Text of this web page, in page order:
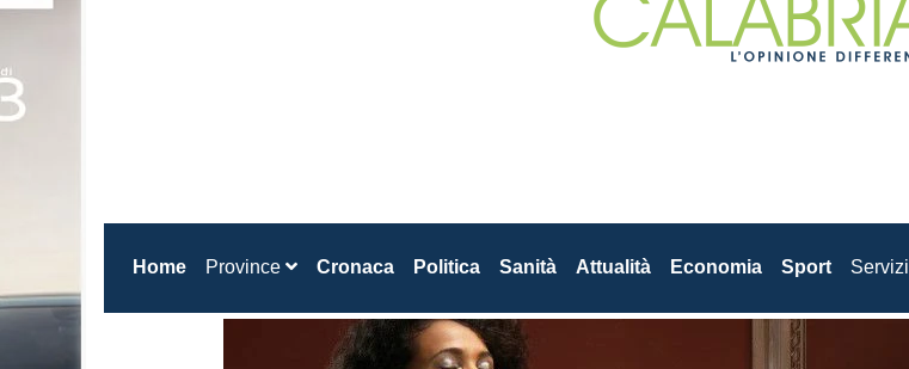
Home(current)
Province Cronaca Politica Sanità Attualità Economia Sport Servizi